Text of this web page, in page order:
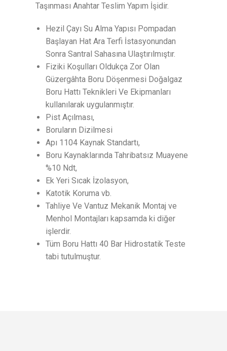
Taşınması Anahtar Teslim Yapım İşidir.
Hezil Çayı Su Alma Yapısı Pompadan
Başlayan Hat Ara Terfi İstasyonundan
Sonra Santral Sahasına Ulaştırılmıştır.
Fiziki Koşulları Oldukça Zor Olan
Güzergâhta Boru Döşenmesi Doğalgaz
Boru Hattı Teknikleri Ve Ekipmanları
kullanılarak uygulanmıştır.
Pist Açılması,
Boruların Dizilmesi
Apı 1104 Kaynak Standartı,
Boru Kaynaklarında Tahribatsız Muayene
%10 Ndt,
Ek Yeri Sıcak İzolasyon,
Katotik Koruma vb.
Tahliye Ve Vantuz Mekanik Montaj ve
Menhol Montajları kapsamda ki diğer
işlerdir.
Tüm Boru Hattı 40 Bar Hidrostatik Teste
tabi tutulmuştur.